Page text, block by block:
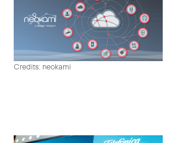
Credits: neokami